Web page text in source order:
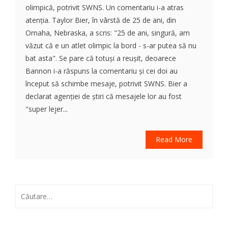
olimpică, potrivit SWNS. Un comentariu i-a atras
atenția. Taylor Bier, în vârstă de 25 de ani, din
Omaha, Nebraska, a scris: "25 de ani, singură, am
văzut că e un atlet olimpic la bord - s-ar putea să nu
bat asta". Se pare că totuși a reușit, deoarece
Bannon i-a răspuns la comentariu și cei doi au
început să schimbe mesaje, potrivit SWNS. Bier a
declarat agenției de știri că mesajele lor au fost
"super lejer...
Read More